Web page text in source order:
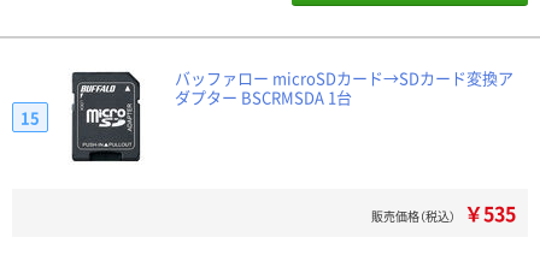
バッファロー microSDカード→SDカード変換ア
ダプター BSCRMSDA 1台
15
販売価格（税込） ￥535